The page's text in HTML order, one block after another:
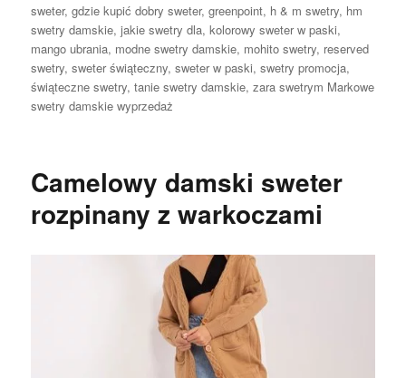
sweter,gdzie kupić dobry sweter,greenpoint, h & m swetry, hm
swetry damskie,jakie swetry dla,kolorowy sweter w paski,
mango ubrania, modne swetry damskie, mohito swetry, reserved
swetry,sweter świąteczny,sweter w paski,swetry promocja,
świąteczne swetry,tanie swetry damskie,zara swetrym Markowe
swetry damskie wyprzedaż
Camelowy damski sweter
rozpinany z warkoczami